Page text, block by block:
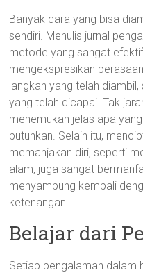
Banyak cara yang bisa
sendiri. Menulis jurnal
metode yang sangat
mengekspresikan
langkah yang telah
yang telah dicapai. Tak
menemukan jelas apa
butuhkan. Selain itu,
memanjakan diri, seperti
alam, juga sangat
menyambung kembali
ketenangan.
Belajar dari
Setiap pengalaman dalam